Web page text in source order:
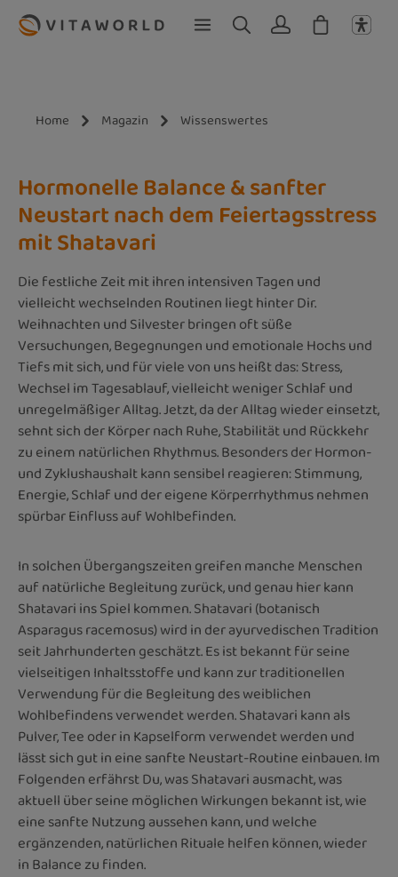
Zum Hauptinhalt springen
Home Magazin Wissenswertes
Hormonelle Balance & sanfter
Neustart nach dem Feiertagsstress
mit Shatavari
Die festliche Zeit mit ihren intensiven Tagen und
vielleicht wechselnden Routinen liegt hinter Dir.
Weihnachten und Silvester bringen oft süße
Versuchungen, Begegnungen und emotionale Hochs und
Tiefs mit sich, und für viele von uns heißt das: Stress,
Wechsel im Tagesablauf, vielleicht weniger Schlaf und
unregelmäßiger Alltag. Jetzt, da der Alltag wieder einsetzt,
sehnt sich der Körper nach Ruhe, Stabilität und Rückkehr
zu einem natürlichen Rhythmus. Besonders der Hormon-
und Zyklushaushalt kann sensibel reagieren: Stimmung,
Energie, Schlaf und der eigene Körperrhythmus nehmen
spürbar Einfluss auf Wohlbefinden.
In solchen Übergangszeiten greifen manche Menschen
auf natürliche Begleitung zurück, und genau hier kann
Shatavari ins Spiel kommen. Shatavari (botanisch
Asparagus racemosus) wird in der ayurvedischen Tradition
seit Jahrhunderten geschätzt. Es ist bekannt für seine
vielseitigen Inhaltsstoffe und kann zur traditionellen
Verwendung für die Begleitung des weiblichen
Wohlbefindens verwendet werden. Shatavari kann als
Pulver, Tee oder in Kapselform verwendet werden und
lässt sich gut in eine sanfte Neustart-Routine einbauen. Im
Folgenden erfährst Du, was Shatavari ausmacht, was
aktuell über seine möglichen Wirkungen bekannt ist, wie
eine sanfte Nutzung aussehen kann, und welche
ergänzenden, natürlichen Rituale helfen können, wieder
in Balance zu finden.